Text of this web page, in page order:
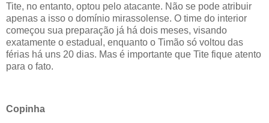
Tite, no entanto, optou pelo atacante. Não se pode atribuir
apenas a isso o domínio mirassolense. O time do interior
começou sua preparação já há dois meses, visando
exatamente o estadual, enquanto o Timão só voltou das
férias há uns 20 dias. Mas é importante que Tite fique atento
para o fato.
Copinha